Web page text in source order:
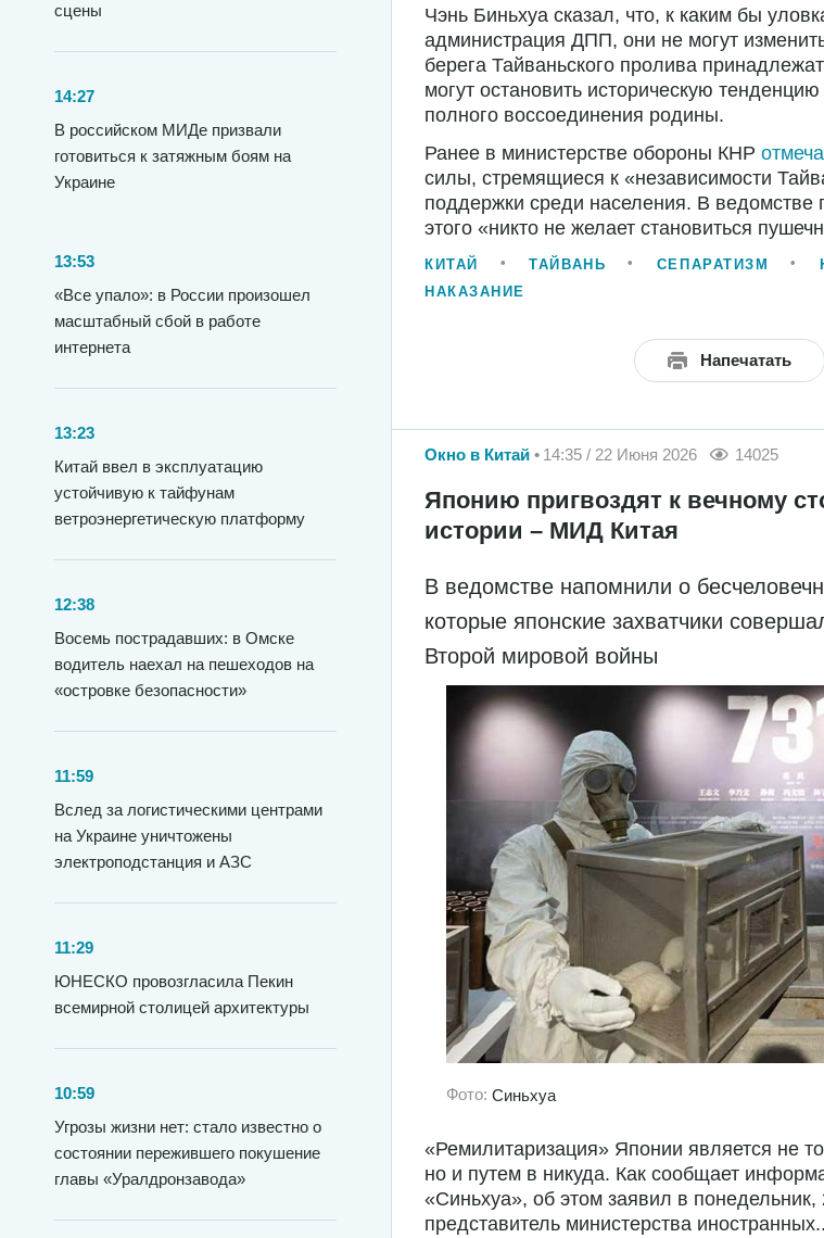
сцены
14:27
В российском МИДе призвали
готовиться к затяжным боям на
Украине
13:53
«Все упало»: в России произошел
масштабный сбой в работе
интернета
13:23
Китай ввел в эксплуатацию
устойчивую к тайфунам
ветроэнергетическую платформу
12:38
Восемь пострадавших: в Омске
водитель наехал на пешеходов на
«островке безопасности»
11:59
Вслед за логистическими центрами
на Украине уничтожены
электроподстанция и АЗС
11:29
ЮНЕСКО провозгласила Пекин
всемирной столицей архитектуры
10:59
Угрозы жизни нет: стало известно о
состоянии пережившего покушение
главы «Уралдронзавода»
Чэнь Биньхуа сказал, что, к каким бы
администрация ДПП, они не могут
берега Тайваньского пролива
могут остановить историческую
полного воссоединения родины.
Ранее в министерстве обороны КНР
силы, стремящиеся к «независимости
поддержки среди населения. В ведомстве
этого «никто не желает становиться
КИТАЙ ТАЙВАНЬ СЕПАРАТИЗМ
НАКАЗАНИЕ
Напечатать
Окно в Китай 14:35 / 22 Июня 2026 14025
Японию пригвоздят к вечному
истории – МИД Китая
В ведомстве напомнили о
которые японские захватчики
Второй мировой войны
Фото: Синьхуа
«Ремилитаризация» Японии является не
но и путем в никуда. Как сообщает
«Синьхуа», об этом заявил в
представитель министерства